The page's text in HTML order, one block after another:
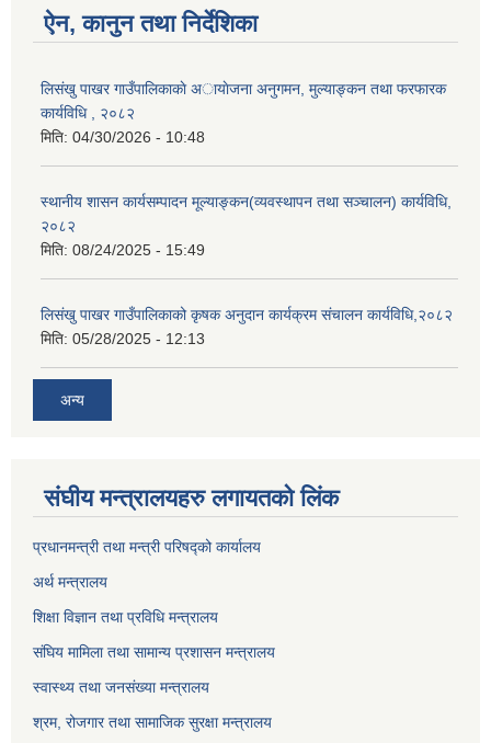
ऐन, कानुन तथा निर्देशिका
लिसंखु पाखर गाउँपालिकाकाे अायाेजना अनुगमन, मुल्याङ्कन तथा फरफारक
कार्यविधि , २०८२
मिति: 04/30/2026 - 10:48
स्थानीय शासन कार्यसम्पादन मूल्याङ्कन(व्यवस्थापन तथा सञ्चालन) कार्यविधि,
२०८२
मिति: 08/24/2025 - 15:49
लिसंखु पाखर गाउँपालिकाको कृषक अनुदान कार्यक्रम संचालन कार्यविधि,२०८२
मिति: 05/28/2025 - 12:13
अन्य
संघीय मन्त्रालयहरु लगायतको लिंक
प्रधानमन्त्री तथा मन्त्री परिषद्को कार्यालय
अर्थ मन्त्रालय
शिक्षा विज्ञान तथा प्रविधि मन्त्रालय
संघिय मामिला तथा सामान्य प्रशासन मन्त्रालय
स्वास्थ्य तथा जनसंख्या मन्त्रालय
श्रम, रोजगार तथा सामाजिक सुरक्षा मन्त्रालय